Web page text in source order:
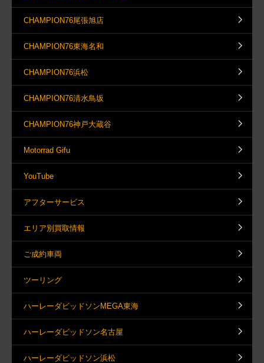
CHAMPION76尾張旭店
CHAMPION76東海名和
CHAMPION76浜松
CHAMPION76清水鳥坂
CHAMPION76神戸大蔵谷
Motorrad Gifu
YouTube
アフターサービス
エリア別買取情報
ご成約車両
ツーリング
ハーレーダビッドソンMEGA東海
ハーレーダビッドソン名古屋
ハーレーダビッドソン浜松